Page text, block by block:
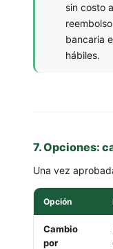
sin costo
bancaria
hábiles.
7. Opciones:
Una vez
Opción
Cambio
por